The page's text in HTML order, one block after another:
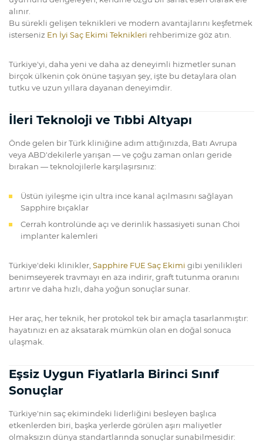
alınır.
Bu sürekli gelişen teknikleri ve modern avantajlarını keşfetmek
isterseniz En İyi Saç Ekimi Teknikleri rehberimize göz atın.
Türkiye'yi, daha yeni ve daha az deneyimli hizmetler sunan
birçok ülkenin çok önüne taşıyan şey, işte bu detaylara olan
tutku ve uzun yıllara dayanan deneyimdir.
İleri Teknoloji ve Tıbbi Altyapı
Önde gelen bir Türk kliniğine adım attığınızda, Batı Avrupa
veya ABD'dekilerle yarışan — ve çoğu zaman onları geride
bırakan — teknolojilerle karşılaşırsınız:
Üstün iyileşme için ultra ince kanal açılmasını sağlayan
Sapphire bıçaklar
Cerrah kontrolünde açı ve derinlik hassasiyeti sunan Choi
implanter kalemleri
Türkiye'deki klinikler, Sapphire FUE Saç Ekimi gibi yenilikleri
benimseyerek travmayı en aza indirir, graft tutunma oranını
artırır ve daha hızlı, daha yoğun sonuçlar sunar.
Her araç, her teknik, her protokol tek bir amaçla tasarlanmıştır:
hayatınızı en az aksatarak mümkün olan en doğal sonuca
ulaşmak.
Eşsiz Uygun Fiyatlarla Birinci Sınıf
Sonuçlar
Türkiye'nin saç ekimindeki liderliğini besleyen başlıca
etkenlerden biri, başka yerlerde görülen aşırı maliyetler
olmaksızın dünya standartlarında sonuçlar sunabilmesidir: